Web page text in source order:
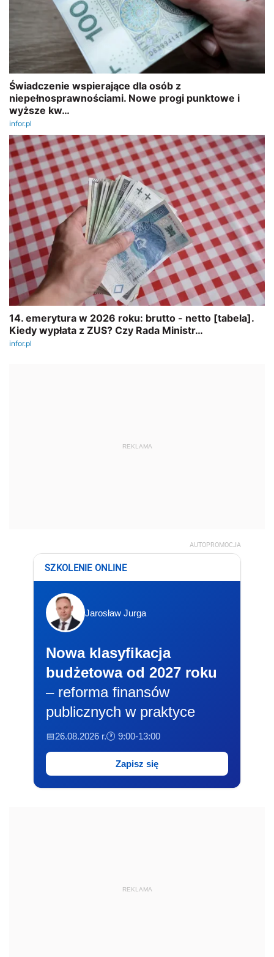
REKLAMA
AUTOPROMOCJA
SZKOLENIE ONLINE
Jarosław Jurga
Nowa klasyfikacja
budżetowa od 2027 roku
– reforma finansów
publicznych w praktyce
📅26.08.2026 r.🕐 9:00-13:00
Zapisz się
REKLAMA